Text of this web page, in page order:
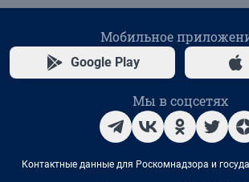
Мобильное
Google Play
Мы в соцсетях
Контактные данные для Роскомнадзора и